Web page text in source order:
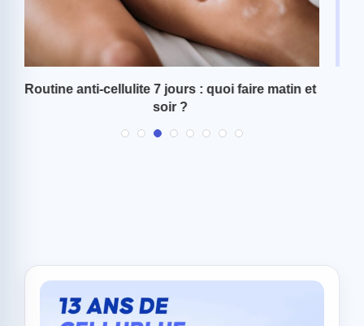
Routine anti-cellulite 21 jours : le plan complet